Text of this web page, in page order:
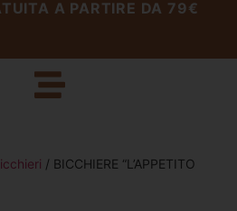
A PARTIRE DA 79€
/ BICCHIERE “L’APPETITO